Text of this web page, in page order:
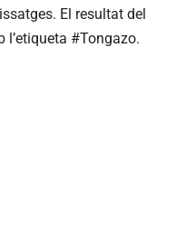
El resultat del
l’etiqueta #Tongazo.